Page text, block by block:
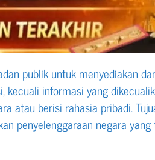
publik untuk menyediakan
kecuali informasi yang
atau berisi rahasia pribadi.
penyelenggaraan negara